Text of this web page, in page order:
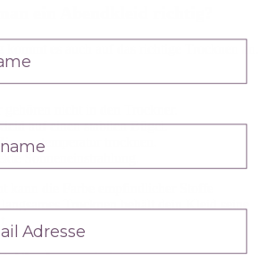
nicht in den Trockner.
auf einen stabilen Bügel.
trocknen.
kann die Farbe empfindlicher Stoffe
Trocknen behält dein Kleid seine